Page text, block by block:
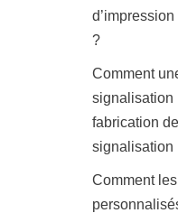
?
Comment
signalisation
fabrication
signalisation
Comment